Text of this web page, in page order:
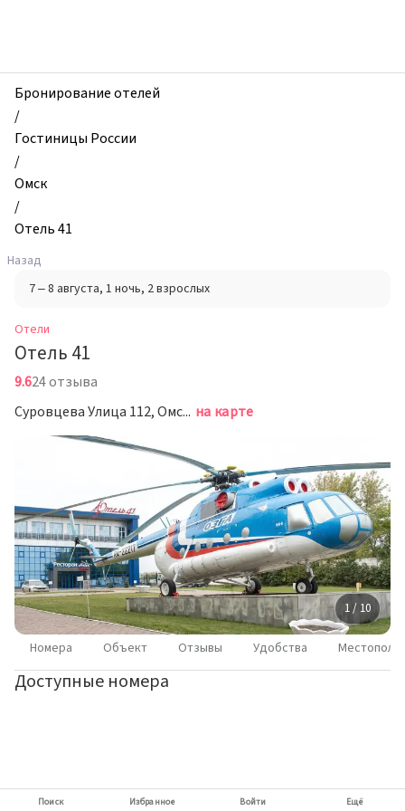
Отель
41,
Омск,
Россия
Бронирование отелей
/
Гостиницы России
/
Омск
/
Отель 41
Назад
7 – 8 августа, 1 ночь, 2 взрослых
Отели
Отель 41
9.624 отзыва
Суровцева Улица 112, Омск, Россия на карте
1 / 10
Номера Объект Отзывы Удобства
Доступные номера
Поиск Избранное Войти Ещё